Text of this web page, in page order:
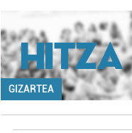
GIZARTEA